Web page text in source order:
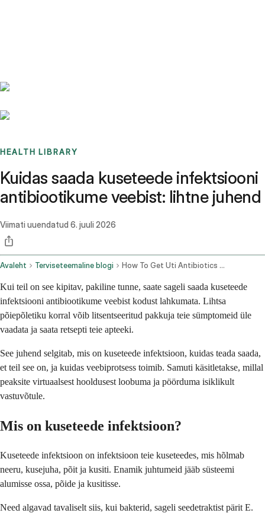
HEALTH LIBRARY
Kuidas saada kuseteede infektsiooni
antibiootikume veebist: lihtne juhend
Viimati uuendatud 6. juuli 2026
Avaleht Terviseteemaline blogi How To Get Uti Antibiotics Online Step By Step Guide
Kui teil on see kipitav, pakiline tunne, saate sageli saada kuseteede
infektsiooni antibiootikume veebist kodust lahkumata. Lihtsa
põiepõletiku korral võib litsentseeritud pakkuja teie sümptomeid üle
vaadata ja saata retsepti teie apteeki.
See juhend selgitab, mis on kuseteede infektsioon, kuidas teada saada,
et teil see on, ja kuidas veebiprotsess toimib. Samuti käsitletakse, millal
peaksite virtuaalsest hooldusest loobuma ja pöörduma isiklikult
vastuvõtule.
Mis on kuseteede infektsioon?
Kuseteede infektsioon on infektsioon teie kuseteedes, mis hõlmab
neeru, kusejuha, põit ja kusiti. Enamik juhtumeid jääb süsteemi
alumisse ossa, põide ja kusitisse.
Need algavad tavaliselt siis, kui bakterid, sageli seedetraktist pärit E.